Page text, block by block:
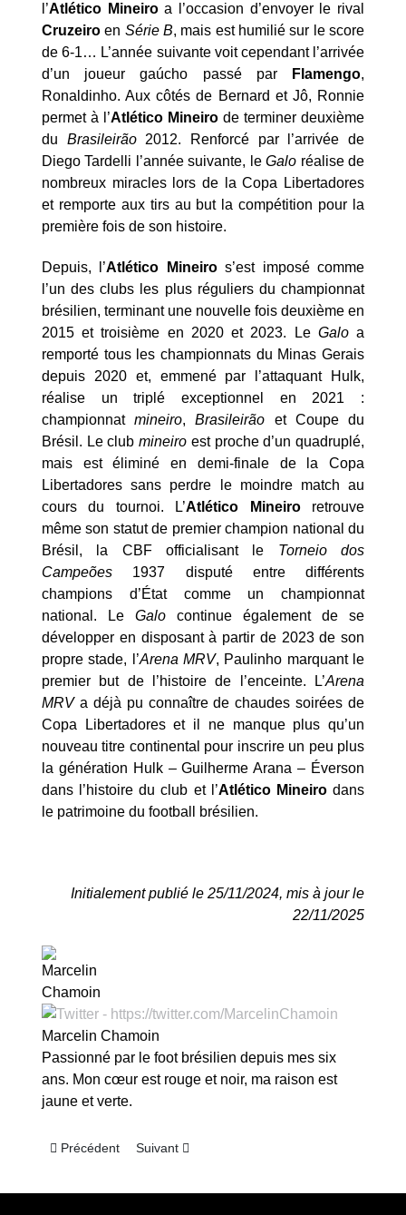
l’Atlético Mineiroa l’occasion d’envoyer le rival
Cruzeiro en Série B, mais est humilié sur le score
de 6-1… L’année suivante voit cependant l’arrivée
d’un joueur gaúcho passé par
Flamengo,
Ronaldinho. Aux côtés de Bernard et Jô, Ronnie
permet à l’Atlético Mineiro de terminer deuxième
du Brasileirão2012. Renforcé par l’arrivée de
Diego Tardelli l’année suivante, leGalo réalise de
nombreux miracles lors de la Copa Libertadores
et remporte aux tirs au but la compétition pour la
première fois de son histoire.
Depuis, l’Atlético Mineiros’est imposé comme
l’un des clubs les plus réguliers du championnat
brésilien, terminant une nouvelle fois deuxième en
2015 et troisième en 2020 et 2023. Le Galoa
remporté tous les championnats du Minas Gerais
depuis 2020 et, emmené par l’attaquant Hulk,
réalise un triplé exceptionnel en 2021 :
championnatmineiro,Brasileirão et Coupe du
Brésil. Le clubmineiro est proche d’un quadruplé,
mais est éliminé en demi-finale de la Copa
Libertadores sans perdre le moindre match au
cours du tournoi. L’Atlético Mineiroretrouve
même son statut de premier champion national du
Brésil, la CBF officialisant le Torneio dos
Campeões 1937 disputé entre différents
champions d’État comme un championnat
national. Le Galo continue également de se
développer en disposant à partir de 2023 de son
propre stade, l’Arena MRV, Paulinho marquant le
premier but de l’histoire de l’enceinte. L’Arena
MRVa déjà pu connaître de chaudes soirées de
Copa Libertadores et il ne manque plus qu’un
nouveau titre continental pour inscrire un peu plus
la génération Hulk – Guilherme Arana – Éverson
dans l’histoire du club et l’Atlético Mineirodans
le patrimoine du football brésilien.
Initialement publié le 25/11/2024, mis à jour le
22/11/2025
Marcelin Chamoin
Passionné par le foot brésilien depuis mes six
ans. Mon cœur est rouge et noir, ma raison est
jaune et verte.
Article précédent : L’histoire d’un nom : Sociedade Esportiva
Précédent Article suivant : L’histoire d’un nom : Club
Suivant